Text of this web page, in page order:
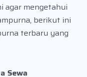
agar mengetahui
berikut ini
terbaru yang
Sewa